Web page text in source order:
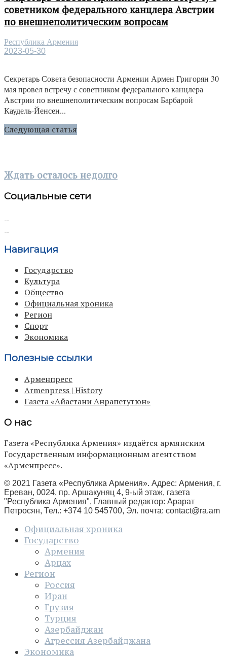
советником федерального канцлера Австрии
по внешнеполитическим вопросам
Республика Армения
2023-05-30
Секретарь Совета безопасности Армении Армен Григорян 30
мая провел встречу с советником федерального канцлера
Австрии по внешнеполитическим вопросам Барбарой
Каудель-Йенсен...
Следующая статья
Ждать осталось недолго
Социальные сети
Навигация
Государство
Культура
Общество
Официальная хроника
Регион
Спорт
Экономика
Полезные ссылки
Арменпресс
Armenpress | History
Газета «Айастани Анрапетутюн»
О нас
Газета «Республика Армения» издаётся армянским
Государственным информационным агентством
«Арменпресс».
© 2021 Газета «Республика Армения». Адрес: Армения, г.
Ереван, 0024, пр. Аршакуняц 4, 9-ый этаж, газета
"Республика Армения", Главный редактор: Арарат
Петросян, Тел.: +374 10 545700, Эл. почта: contact@ra.am
Официальная хроника
Государство
Армения
Арцах
Регион
Россия
Иран
Грузия
Турция
Азербайджан
Агрессия Азербайджана
Экономика